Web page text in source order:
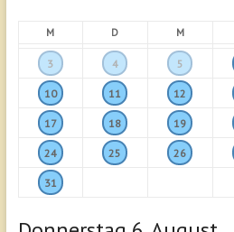
M D M
3 4 5
10 11 12
17 18 19
24 25 26
31